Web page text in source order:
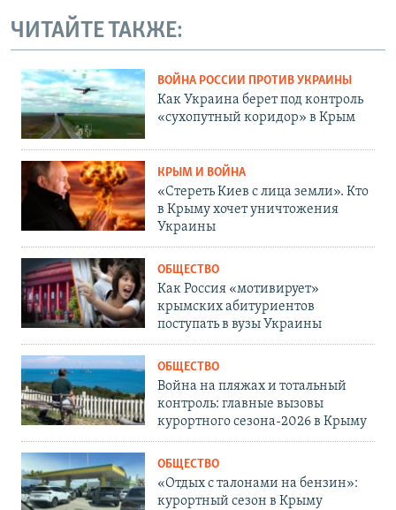
ЧИТАЙТЕ ТАКЖЕ:
ВОЙНА РОССИИ ПРОТИВ УКРАИНЫ
Как Украина берет под контроль
«сухопутный коридор» в Крым
КРЫМ И ВОЙНА
«Стереть Киев с лица земли». Кто
в Крыму хочет уничтожения
Украины
ОБЩЕСТВО
Как Россия «мотивирует»
крымских абитуриентов
поступать в вузы Украины
ОБЩЕСТВО
Война на пляжах и тотальный
контроль: главные вызовы
курортного сезона-2026 в Крыму
ОБЩЕСТВО
«Отдых с талонами на бензин»:
курортный сезон в Крыму